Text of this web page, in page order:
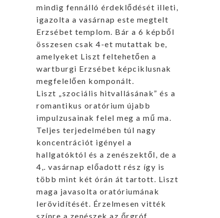
mindig fennálló érdeklődését illeti,
igazolta a vasárnap este megtelt
Erzsébet templom. Bár a 6 képből
összesen csak 4-et mutattak be,
amelyeket Liszt feltehetően a
wartburgi Erzsébet képciklusnak
megfelelően komponált.
Liszt „szociális hitvallásának” és a
romantikus oratórium újabb
impulzusainak felel meg a mű ma.
Teljes terjedelmében túl nagy
koncentrációt igényel a
hallgatóktól és a zenészektől, de a
4,. vasárnap előadott rész így is
több mint két órán át tartott. Liszt
maga javasolta oratóriumának
lerövidítését. Érzelmesen vitték
színre a zenészek az őrgróf